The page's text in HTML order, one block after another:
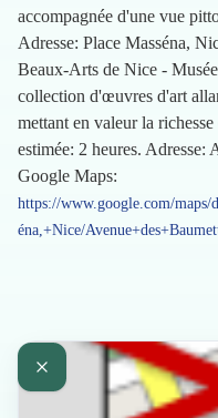
accompagnée d'une vue
Adresse: Place Masséna,
Beaux-Arts de Nice -
collection d'œuvres d'art
mettant en valeur la
estimée: 2 heures. Adresse:
Google Maps:
https://www.google.com/
éna,+Nice/